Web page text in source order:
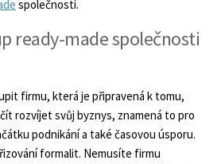
společnosti.
ready-made společnosti
firmu, která je připravená k tomu,
rozvíjet svůj byznys, znamená to pro
podnikání a také časovou úsporu.
formalit. Nemusíte firmu